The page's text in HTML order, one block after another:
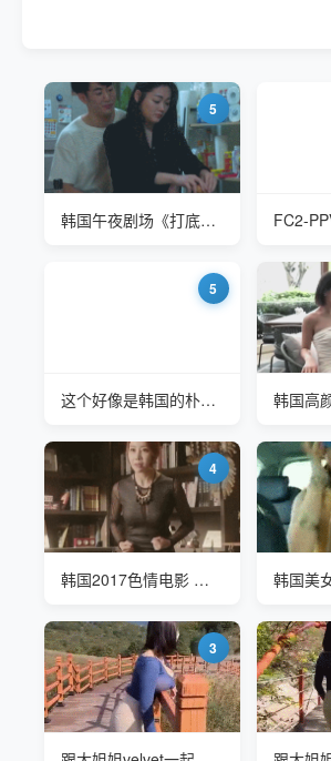
5
韩国午夜剧场《打底裤狂热》张丽华
5
这个好像是韩国的朴正姬
4
韩国2017色情电影 好的开始 许娜京(Ha Na Kyeong)
3